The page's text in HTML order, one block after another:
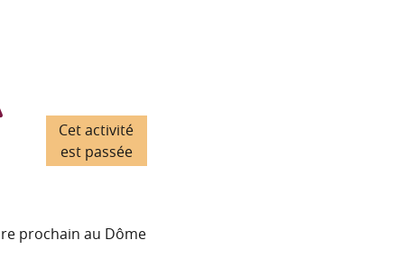
Cet activité
est passée
prochain au Dôme